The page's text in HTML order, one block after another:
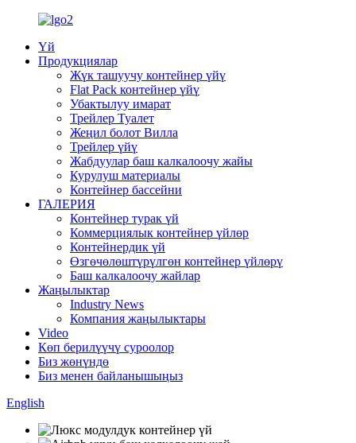
Үй
Продукциялар
Жүк ташуучу контейнер үйү
Flat Pack контейнер үйү
Убактылуу имарат
Трейлер Туалет
Жеңил болот Вилла
Трейлер үйү
Жабдуулар баш калкалоочу жайы
Курулуш материалы
Контейнер бассейни
ГАЛЕРИЯ
Контейнер турак үй
Коммерциялык контейнер үйлөр
Контейнердик үй
Өзгөчөлөштүрүлгөн контейнер үйлөрү
Баш калкалоочу жайлар
Жаңылыктар
Industry News
Компания жаңылыктары
Video
Көп берилүүчү суроолор
Биз жөнүндө
Биз менен байланышыңыз
English